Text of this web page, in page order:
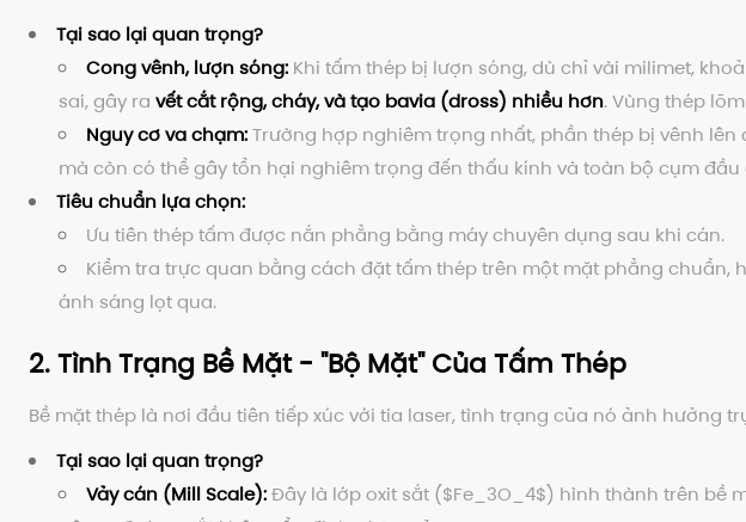
Tại sao lại quan trọng?
Cong vênh, lượn sóng: Khi tấm thép bị lượn sóng, dù chỉ vài milimet,
sai, gây ra vết cắt rộng, cháy, và tạo bavia (dross) nhiều hơn. Vùng thép
Nguy cơ va chạm:Trường hợp nghiêm trọng nhất, phần thép bị vênh
mà còn có thể gây tổn hại nghiêm trọng đến thấu kính và toàn bộ cụm
Tiêu chuẩn lựa chọn:
Ưu tiên thép tấm được nắn phẳng bằng máy chuyên dụng sau khi cán.
Kiểm tra trực quan bằng cách đặt tấm thép trên một mặt phẳng
ánh sáng lọt qua.
2. Tình Trạng Bề Mặt - "Bộ Mặt" Của Tấm Thép
Bề mặt thép là nơi đầu tiên tiếp xúc với tia laser, tình trạng của nó ảnh hưởng
Tại sao lại quan trọng?
Vảy cán (Mill Scale):Đây là lớp oxit sắt ($Fe_3O_4$) hình thành trên bề